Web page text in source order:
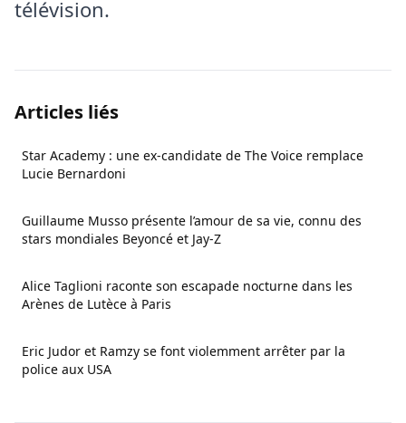
télévision.
Articles liés
Star Academy : une ex-candidate de The Voice remplace
Lucie Bernardoni
Guillaume Musso présente l’amour de sa vie, connu des
stars mondiales Beyoncé et Jay-Z
Alice Taglioni raconte son escapade nocturne dans les
Arènes de Lutèce à Paris
Eric Judor et Ramzy se font violemment arrêter par la
police aux USA